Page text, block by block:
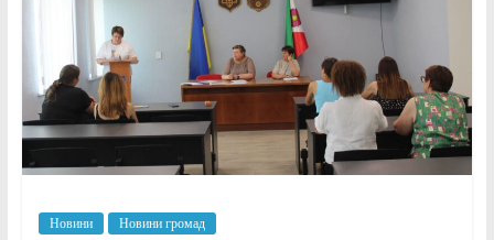
Новини Новини громад